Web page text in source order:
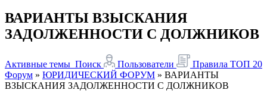
ВАРИАНТЫ ВЗЫСКАНИЯ
ЗАДОЛЖЕННОСТИ С ДОЛЖНИКОВ
Активные темы Поиск Пользователи Правила ТОП 20
Форум » ЮРИДИЧЕСКИЙ ФОРУМ » ВАРИАНТЫ
ВЗЫСКАНИЯ ЗАДОЛЖЕННОСТИ С ДОЛЖНИКОВ